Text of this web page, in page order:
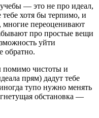
— это не про идеал,
тебе хотя бы терпимо, и
переоценивают
про простые вещи
уйти
обратно.
чистоты и
прям) дадут тебе
тупо нужно менять
обстановка —